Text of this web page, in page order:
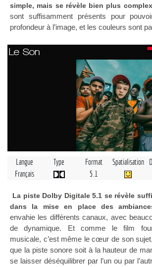
simple, mais se révèle bien plus
sont suffisamment présents pour
profondeur à l’image, et les couleurs sont
Le Son
Langue Type Format Spatialisation
Français
5.1
La piste Dolby Digitale 5.1 se révèle
dans la mise en place des
envahie les différents canaux, avec
de dynamique. Et comme le film
musicale, c’est même le cœur de son
que la piste sonore soit à la hauteur de
se laisser déséquilibrer par l’un ou par